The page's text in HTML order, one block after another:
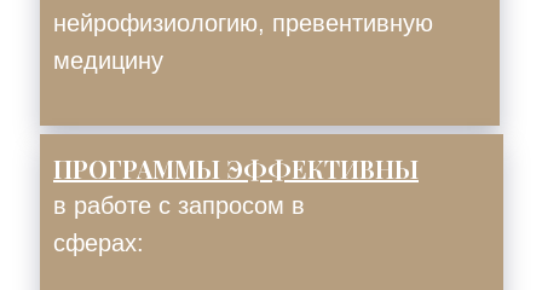
нейрофизиологию, превентивную
медицину
в работе с запросом в
сферах:
ПРОГРАММЫ ЭФФЕКТИВНЫ